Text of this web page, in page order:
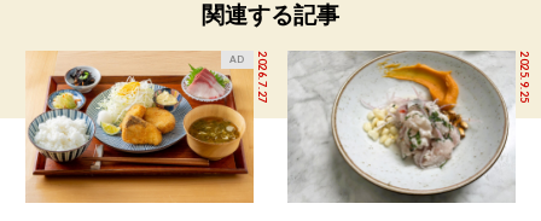
関連する記事
2026.7.27
AD 2025.9.25